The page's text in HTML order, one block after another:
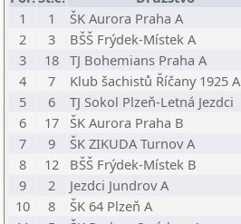
1
1 ŠK Aurora Praha A
2
3 BŠŠ Frýdek-Místek A
3
18 TJ Bohemians Praha A
4
7 Klub šachistů Říčany 1925 A
5
6 TJ Sokol Plzeň-Letná Jezdci
6
17 ŠK Aurora Praha B
7
9 ŠK ZIKUDA Turnov A
8
12 BŠŠ Frýdek-Místek B
9
2 Jezdci Jundrov A
10
8 ŠK 64 Plzeň A